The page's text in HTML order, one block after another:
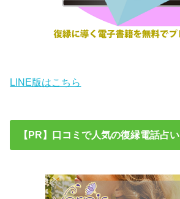
LINE版はこちら
【PR】口コミで人気の復縁電話占い